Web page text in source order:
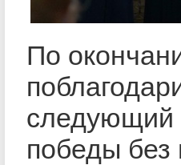
По
следующий
победы